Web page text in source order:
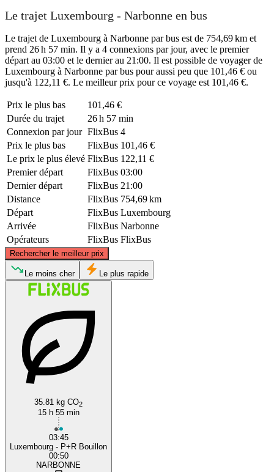
Le trajet Luxembourg - Narbonne en bus
Le trajet de Luxembourg à Narbonne par bus est de 754,69 km et
prend 26 h 57 min. Il y a 4 connexions par jour, avec le premier
départ au 03:00 et le dernier au 21:00. Il est possible de voyager de
Luxembourg à Narbonne par bus pour aussi peu que 101,46 € ou
jusqu'à 122,11 €. Le meilleur prix pour ce voyage est 101,46 €.
Prix ​​le plus bas
101,46 €
Durée du trajet
26 h 57 min
Connexion par jour FlixBus 4
Prix ​​le plus bas
FlixBus 101,46 €
Le prix le plus élevé FlixBus 122,11 €
Premier départ
FlixBus 03:00
Dernier départ
FlixBus 21:00
Distance
FlixBus 754,69 km
Départ
FlixBus Luxembourg
Arrivée
FlixBus Narbonne
Opérateurs
FlixBus FlixBus
Rechercher le meilleur prix
Luxembourg
©CARTO
Le moins cher Le plus rapide
35.81 kg CO2
15 h 55 min
03:45
Luxembourg - P+R Bouillon
00:50
NARBONNE